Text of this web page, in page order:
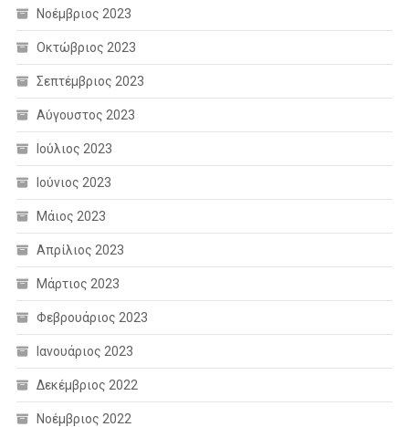
Νοέμβριος 2023
Οκτώβριος 2023
Σεπτέμβριος 2023
Αύγουστος 2023
Ιούλιος 2023
Ιούνιος 2023
Μάιος 2023
Απρίλιος 2023
Μάρτιος 2023
Φεβρουάριος 2023
Ιανουάριος 2023
Δεκέμβριος 2022
Νοέμβριος 2022